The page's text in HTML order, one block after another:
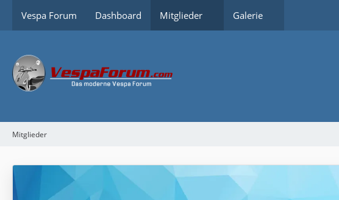
Vespa Forum Dashboard Mitglieder Galerie
Mitglieder